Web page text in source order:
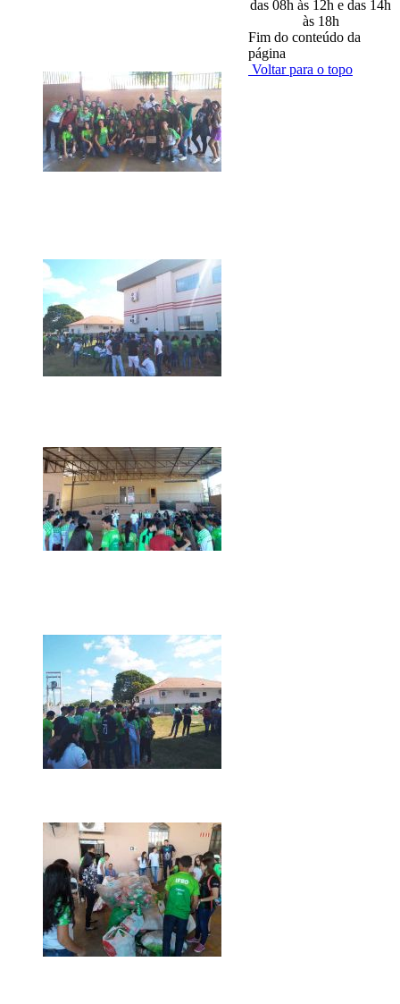
das 08h às 12h e das 14h
às 18h
Fim do conteúdo da
página
Voltar para o topo